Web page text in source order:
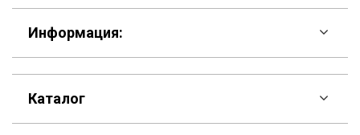
Информация:
F.A.Q
Контакты
Каталог